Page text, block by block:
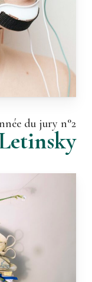
du jury n°2